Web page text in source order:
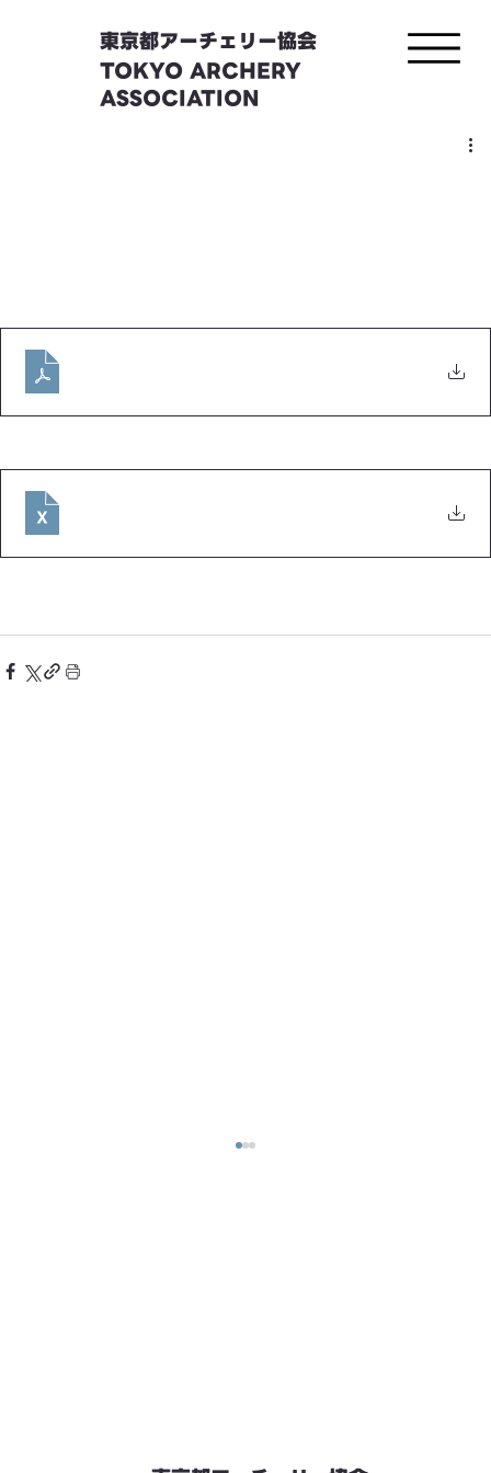
東京都アーチェリー協会
TOKYO ARCHERY
ASSOCIATION